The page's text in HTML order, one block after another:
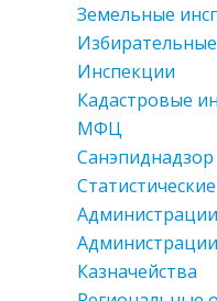
Земельные
Инспекции
Кадастровые
МФЦ
Санэпиднадзор
Казначейства